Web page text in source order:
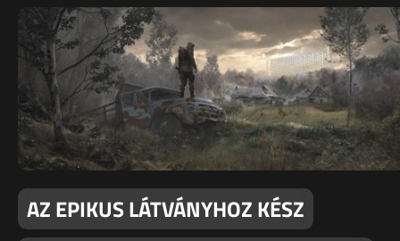
AZ EPIKUS LÁTVÁNYHOZ KÉSZ